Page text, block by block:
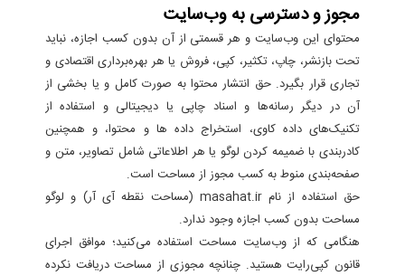
مجوز و دسترسی به وب‌سایت
محتوای این وب‌سایت و هر قسمتی از آن بدون کسب اجازه، نباید
تحت بازنشر، چاپ، تکثیر، کپی، فروش یا هر بهره‌برداری اقتصادی و
تجاری قرار بگیرد. حق انتشار محتوا به صورت کامل و یا بخشی از
آن در دیگر رسانه‌ها و اسناد چاپی یا دیجیتالی و استفاده از
تکنیک‌های داده کاوی، استخراج داده ها و محتوا، و همچنین
کادربندی با ضمیمه کردن لوگو یا هر اطلاعاتی شامل تصاویر، متن و
صفحه‌بندی منوط به کسب مجوز از مساحت است.
حق استفاده از نام masahat.ir (مساحت نقطه آی آر) و لوگو
مساحت بدون کسب اجازه وجود ندارد.
هنگامی که از وب‌سایت مساحت استفاده می‌کنید؛ موافق اجرای
قانون کپی‌رایت هستید. چنانچه مجوزی از مساحت دریافت نکرده